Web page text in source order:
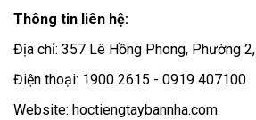
Thông tin liên hệ:
Địa chỉ: 357 Lê Hồng Phong, Phường
Điện thoại: 1900 2615 - 0919 407100
Website: hoctiengtaybannha.com